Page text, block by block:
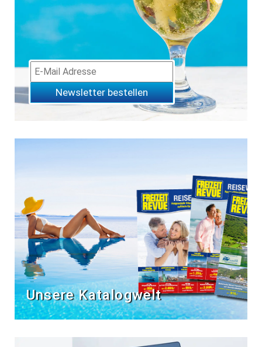
Newsletter bestellen
Unsere Katalogwelt